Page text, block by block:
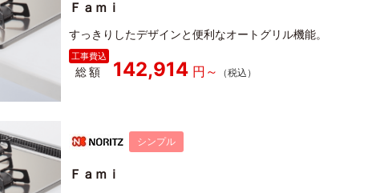
Ｆａｍｉ
すっきりしたデザインと便利なオートグリル機能。
総額 142,914
シンプル
Ｆａｍｉ